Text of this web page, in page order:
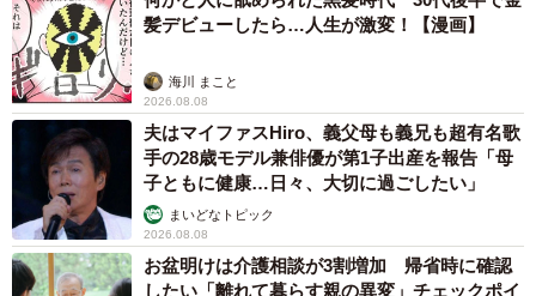
髪デビューしたら…人生が激変！【漫画】
海川 まこと
2026.08.08
夫はマイファスHiro、義父母も義兄も超有名歌
手の28歳モデル兼俳優が第1子出産を報告「母
子ともに健康…日々、大切に過ごしたい」
まいどなトピック
2026.08.08
お盆明けは介護相談が3割増加 帰省時に確認
したい「離れて暮らす親の異変」チェックポイ